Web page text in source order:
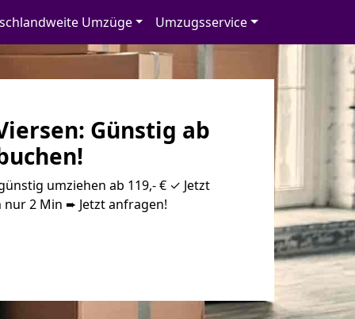
Umzüge Umzugsservice
Günstig ab
umziehen ab 119,- € ✓ Jetzt
2 Min ➨ Jetzt anfragen!